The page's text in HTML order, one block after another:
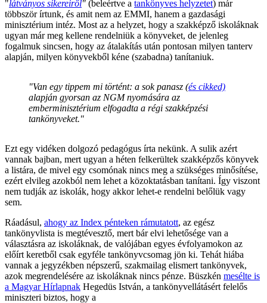
"látványos sikereiről" (beleértve a tankönyves helyzetet) már
többször írtunk, és amit nem az EMMI, hanem a gazdasági
minisztérium intéz. Most az a helyzet, hogy a szakképző iskoláknak
ugyan már meg kellene rendelniük a könyveket, de jelenleg
fogalmuk sincsen, hogy az átalakítás után pontosan milyen tanterv
alapján, milyen könyvekből kéne (szabadna) tanítaniuk.
"Van egy tippem mi történt: a sok panasz (és cikked)
alapján gyorsan az NGM nyomására az
emberminisztérium elfogadta a régi szakképzési
tankönyveket."
Ezt egy vidéken dolgozó pedagógus írta nekünk. A sulik azért
vannak bajban, mert ugyan a héten felkerültek szakképzős könyvek
a listára, de mivel egy csomónak nincs meg a szükséges minősítése,
ezért elvileg azokból nem lehet a közoktatásban tanítani. Így viszont
nem tudják az iskolák, hogy akkor lehet-e rendelni belőlük vagy
sem.
Ráadásul, ahogy az Index pénteken rámutatott, az egész
tankönyvlista is megtévesztő, mert bár elvi lehetősége van a
választásra az iskoláknak, de valójában egyes évfolyamokon az
előírt keretből csak egyféle tankönyvcsomag jön ki. Tehát hiába
vannak a jegyzékben népszerű, szakmailag elismert tankönyvek,
azok megrendelésére az iskoláknak nincs pénze. Büszkén mesélte is
a Magyar Hírlapnak Hegedüs István, a tankönyvellátásért felelős
miniszteri biztos, hogy a